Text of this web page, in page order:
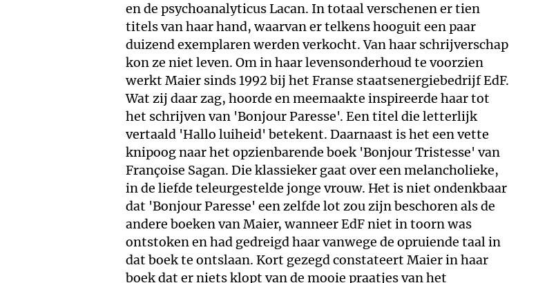
en de psychoanalyticus Lacan. In totaal verschenen er tien
titels van haar hand, waarvan er telkens hooguit een paar
duizend exemplaren werden verkocht. Van haar schrijverschap
kon ze niet leven. Om in haar levensonderhoud te voorzien
werkt Maier sinds 1992 bij het Franse staatsenergiebedrijf EdF.
Wat zij daar zag, hoorde en meemaakte inspireerde haar tot
het schrijven van 'Bonjour Paresse'. Een titel die letterlijk
vertaald 'Hallo luiheid' betekent. Daarnaast is het een vette
knipoog naar het opzienbarende boek 'Bonjour Tristesse' van
Françoise Sagan. Die klassieker gaat over een melancholieke,
in de liefde teleurgestelde jonge vrouw. Het is niet ondenkbaar
dat 'Bonjour Paresse' een zelfde lot zou zijn beschoren als de
andere boeken van Maier, wanneer EdF niet in toorn was
ontstoken en had gedreigd haar vanwege de opruiende taal in
dat boek te ontslaan. Kort gezegd constateert Maier in haar
boek dat er niets klopt van de mooie praatjes van het